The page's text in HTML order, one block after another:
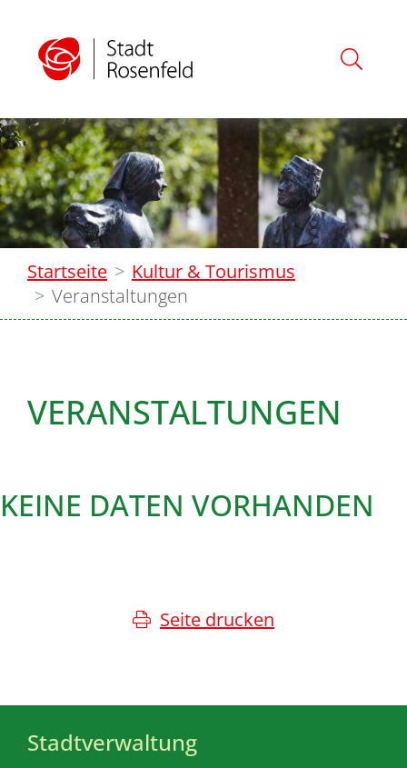
Startseite
Kultur & Tourismus
Veranstaltungen
VERANSTALTUNGEN
KEINE DATEN VORHANDEN
Seite drucken
Stadtverwaltung